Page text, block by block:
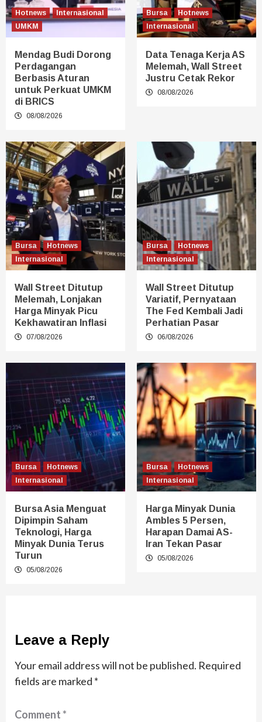
Hotnews
Internasional
UMKM
Mendag Budi Dorong
Perdagangan
Berbasis Aturan
untuk Perkuat UMKM
di BRICS
08/08/2026
Bursa
Hotnews
Internasional
Data Tenaga Kerja AS
Melemah, Wall Street
Justru Cetak Rekor
08/08/2026
Bursa
Hotnews
Internasional
Wall Street Ditutup
Melemah, Lonjakan
Harga Minyak Picu
Kekhawatiran Inflasi
07/08/2026
Bursa
Hotnews
Internasional
Wall Street Ditutup
Variatif, Pernyataan
The Fed Kembali Jadi
Perhatian Pasar
06/08/2026
Bursa
Hotnews
Internasional
Bursa Asia Menguat
Dipimpin Saham
Teknologi, Harga
Minyak Dunia Terus
Turun
05/08/2026
Bursa
Hotnews
Internasional
Harga Minyak Dunia
Ambles 5 Persen,
Harapan Damai AS-
Iran Tekan Pasar
05/08/2026
Leave a Reply
Your email address will not be published. Required
fields are marked *
Comment*